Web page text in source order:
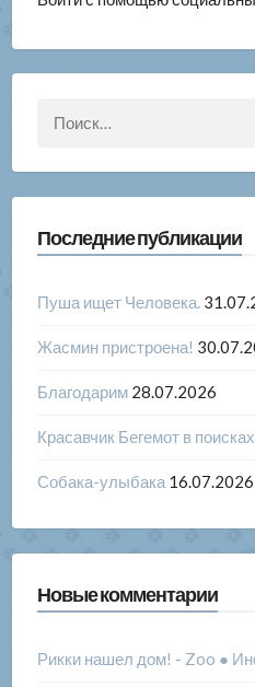
Последние публикации
Пуша ищет Человека.
Жасмин пристроена!
Благодарим 28.07.2026
Красавчик Бегемот в
Собака-улыбака 16.07.2026
Новые комментарии
Рикки нашел дом! - Zoo ●